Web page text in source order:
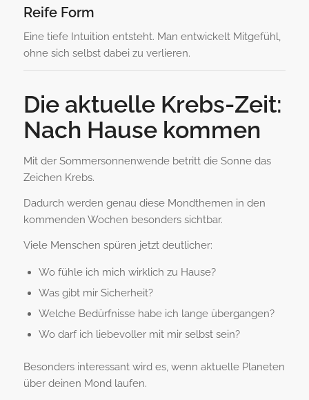
Reife Form
Eine tiefe Intuition entsteht. Man entwickelt Mitgefühl,
ohne sich selbst dabei zu verlieren.
Die aktuelle Krebs-Zeit:
Nach Hause kommen
Mit der Sommersonnenwende betritt die Sonne das
Zeichen Krebs.
Dadurch werden genau diese Mondthemen in den
kommenden Wochen besonders sichtbar.
Viele Menschen spüren jetzt deutlicher:
Wo fühle ich mich wirklich zu Hause?
Was gibt mir Sicherheit?
Welche Bedürfnisse habe ich lange übergangen?
Wo darf ich liebevoller mit mir selbst sein?
Besonders interessant wird es, wenn aktuelle Planeten
über deinen Mond laufen.